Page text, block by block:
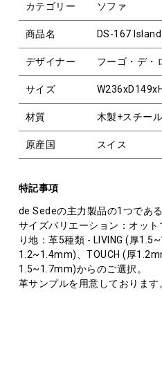
カテゴリー ソファ
商品名 DS-167 Island
デザイナー フーゴ・デ・
サイズ
材質 木製+スチー
原産国 スイス
特記事項
de Sedeの主力製品の1つであ
サイズバリエーション：オッ
り地：革5種類 - LIVING (厚
1.2~1.4mm)、TOUCH (厚
1.5~1.7mm)からのご選択。
革サンプルを用意しております